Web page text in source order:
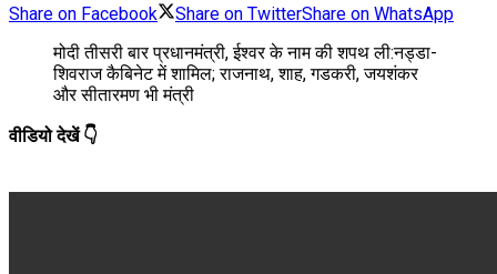
Share on Facebook
Share on TwitterShare on WhatsApp
मोदी तीसरी बार प्रधानमंत्री, ईश्वर के नाम की शपथ ली:नड्डा-
शिवराज कैबिनेट में शामिल; राजनाथ, शाह, गडकरी, जयशंकर
और सीतारमण भी मंत्री
वीडियो देखें 👇